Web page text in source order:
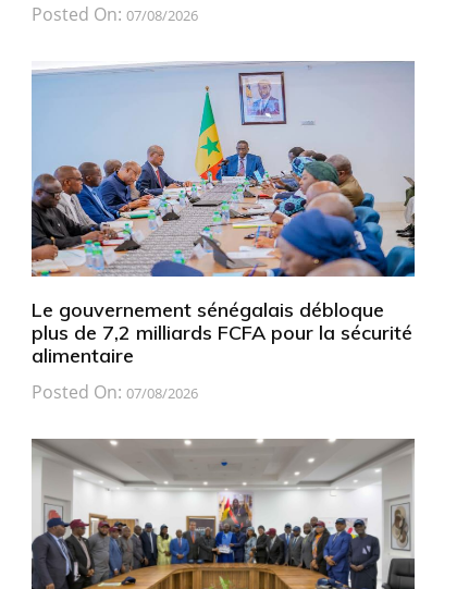
Posted On: 07/08/2026
Le gouvernement sénégalais débloque
plus de 7,2 milliards FCFA pour la sécurité
alimentaire
Posted On: 07/08/2026